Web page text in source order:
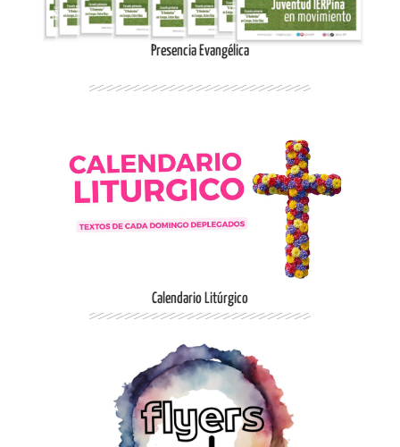
Presencia Evangélica
Ingresar
Calendario Litúrgico
Ingresar